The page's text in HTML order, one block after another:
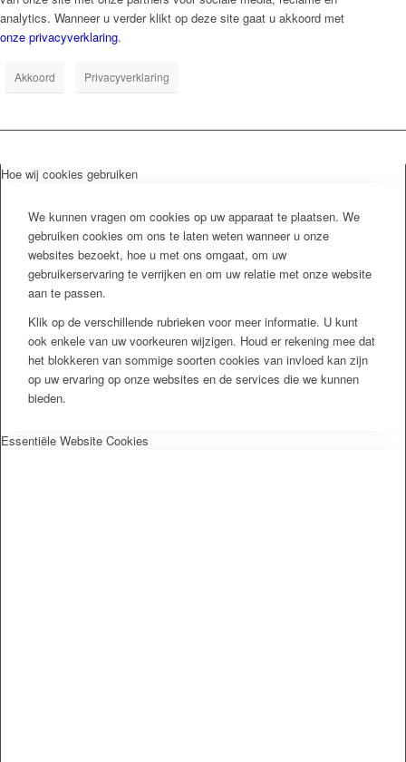
analytics. Wanneer u verder klikt op deze site gaat u akkoord met
onze privacyverklaring.
Akkoord Privacyverklaring
Hoe wij cookies gebruiken
We kunnen vragen om cookies op uw apparaat te plaatsen. We
gebruiken cookies om ons te laten weten wanneer u onze
websites bezoekt, hoe u met ons omgaat, om uw
gebruikerservaring te verrijken en om uw relatie met onze website
aan te passen.
Klik op de verschillende rubrieken voor meer informatie. U kunt
ook enkele van uw voorkeuren wijzigen. Houd er rekening mee dat
het blokkeren van sommige soorten cookies van invloed kan zijn
op uw ervaring op onze websites en de services die we kunnen
bieden.
Essentiële Website Cookies